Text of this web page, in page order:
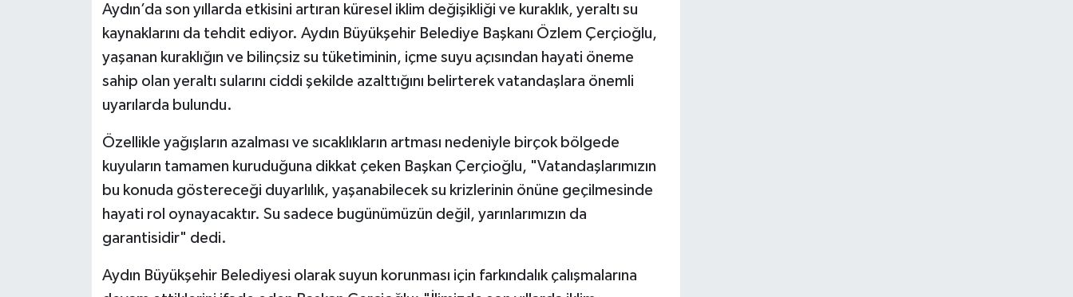
Aydın’da son yıllarda etkisini artıran küresel iklim değişikliği ve kuraklık, yeraltı su
kaynaklarını da tehdit ediyor. Aydın Büyükşehir Belediye Başkanı Özlem Çerçioğlu,
yaşanan kuraklığın ve bilinçsiz su tüketiminin, içme suyu açısından hayati öneme
sahip olan yeraltı sularını ciddi şekilde azalttığını belirterek vatandaşlara önemli
uyarılarda bulundu.
Özellikle yağışların azalması ve sıcaklıkların artması nedeniyle birçok bölgede
kuyuların tamamen kuruduğuna dikkat çeken Başkan Çerçioğlu, "Vatandaşlarımızın
bu konuda göstereceği duyarlılık, yaşanabilecek su krizlerinin önüne geçilmesinde
hayati rol oynayacaktır. Su sadece bugünümüzün değil, yarınlarımızın da
garantisidir" dedi.
Aydın Büyükşehir Belediyesi olarak suyun korunması için farkındalık çalışmalarına